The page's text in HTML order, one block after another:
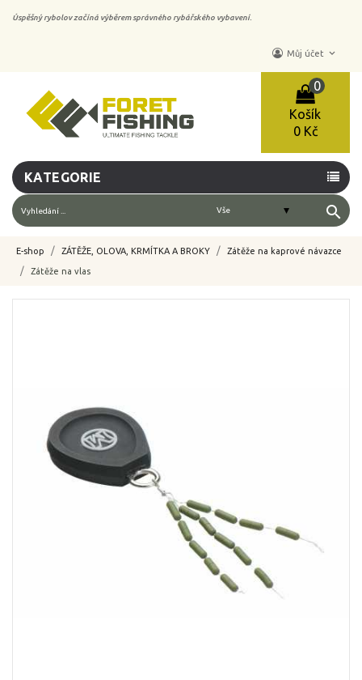
Úspěšný rybolov začíná výběrem správného rybářského vybavení.
Můj účet keyboard_arrow_down
Košík
0
0 Kč
KATEGORIE
search
E-shop ZÁTĚŽE, OLOVA, KRMÍTKA A BROKY Zátěže na kaprové návazce
Zátěže na vlas